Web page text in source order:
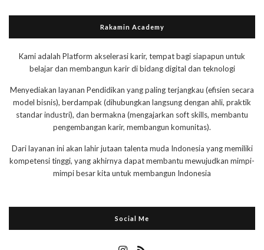
Rakamin Academy
Kami adalah Platform akselerasi karir, tempat bagi siapapun untuk
belajar dan membangun karir di bidang digital dan teknologi
Menyediakan layanan Pendidikan yang paling terjangkau (efisien secara
model bisnis), berdampak (dihubungkan langsung dengan ahli, praktik
standar industri), dan bermakna (mengajarkan soft skills, membantu
pengembangan karir, membangun komunitas).
Dari layanan ini akan lahir jutaan talenta muda Indonesia yang memiliki
kompetensi tinggi, yang akhirnya dapat membantu mewujudkan mimpi-
mimpi besar kita untuk membangun Indonesia
Social Me